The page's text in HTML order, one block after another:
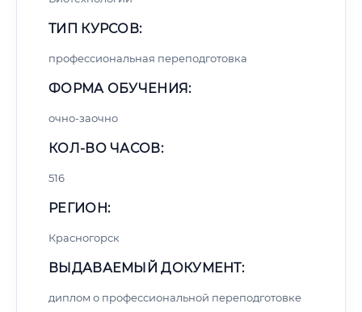
ТИП КУРСОВ:
профессиональная переподготовка
ФОРМА ОБУЧЕНИЯ:
очно-заочно
КОЛ-ВО ЧАСОВ:
516
РЕГИОН:
Красногорск
ВЫДАВАЕМЫЙ ДОКУМЕНТ:
диплом о профессиональной переподготовке